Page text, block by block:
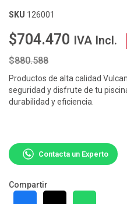
SKU 126001
$704.470 IVA Incl.
$880.588
Productos de alta calidad
seguridad y disfrute de tu
durabilidad y eficiencia.
Contacta un Experto
Compartir